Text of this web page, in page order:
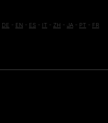
DE EN ES IT ZH JA PT FR